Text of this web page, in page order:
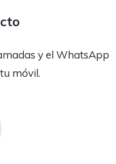
y el WhatsApp
móvil.